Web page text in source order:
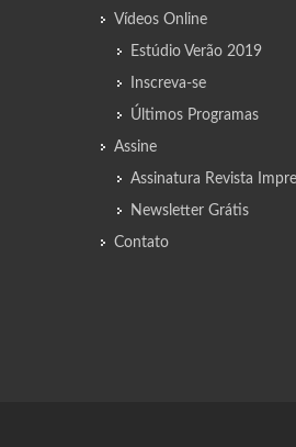
Vídeos Online
Estúdio Verão 2019
Inscreva-se
Últimos Programas
Assine
Assinatura Revista
Newsletter Grátis
Contato